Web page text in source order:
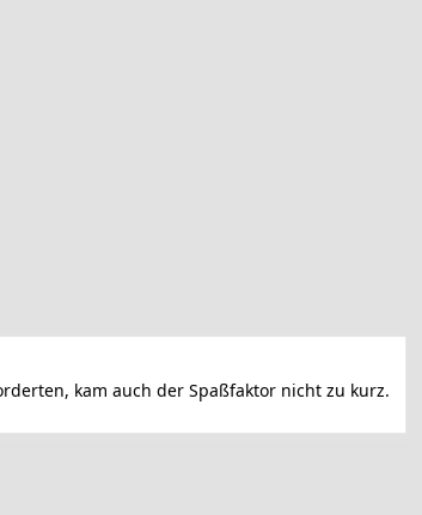
kam auch der Spaßfaktor nicht zu kurz.